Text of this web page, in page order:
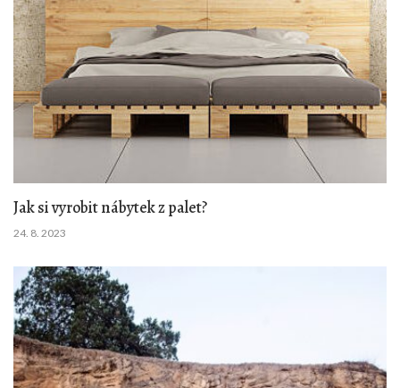
Jak si vyrobit nábytek z palet?
24. 8. 2023